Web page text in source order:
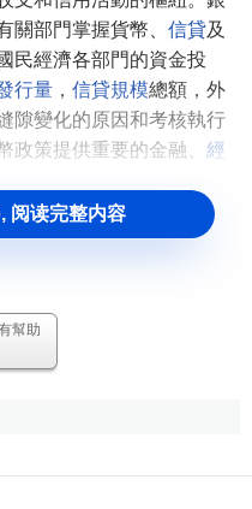
關部門掌握貨幣、 信貸及
民經濟各部門的資金投
行量 ， 信貸規模總額，外
隙變化的原因和考核執行
政策提供重要的金融、 經
始，主要包括：全面核對
物、核實損益、調整賬
阅读完整内容
幫助